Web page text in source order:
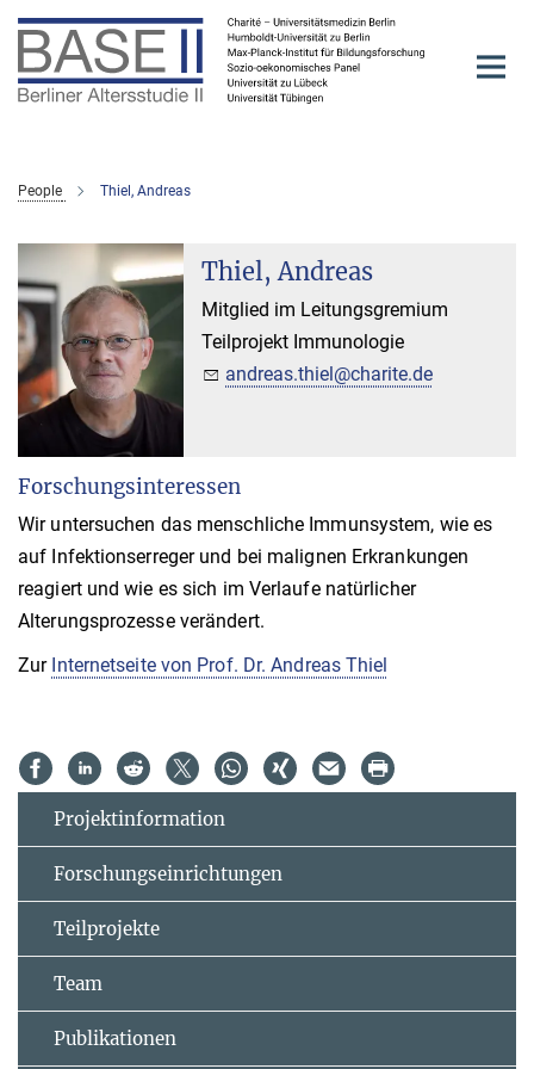
Hauptinhalt
People Thiel, Andreas
Thiel, Andreas
Mitglied im Leitungsgremium
Teilprojekt Immunologie
andreas.thiel@charite.de
Forschungsinteressen
Wir untersuchen das menschliche Immunsystem, wie es
auf Infektionserreger und bei malignen Erkrankungen
reagiert und wie es sich im Verlaufe natürlicher
Alterungsprozesse verändert.
Zur Internetseite von Prof. Dr. Andreas Thiel
Projektinformation
Forschungseinrichtungen
Teilprojekte
Team
Publikationen